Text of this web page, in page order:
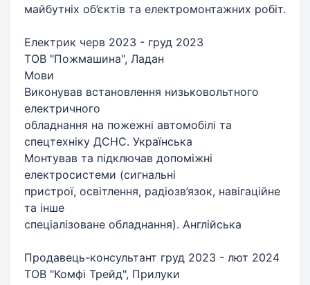
майбутніх об’єктів та електромонтажних робіт.
Електрик черв 2023 - груд 2023
ТОВ "Пожмашина", Ладан
Мови
Виконував встановлення низьковольтного
електричного
обладнання на пожежні автомобілі та
спецтехніку ДСНС. Українська
Монтував та підключав допоміжні
електросистеми (сигнальні
пристрої, освітлення, радіозв’язок, навігаційне
та інше
спеціалізоване обладнання). Англійська
Продавець-консультант груд 2023 - лют 2024
ТОВ "Комфі Трейд", Прилуки